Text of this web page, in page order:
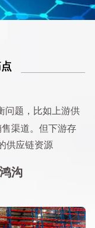
问题，比如上游供
渠道。但下游存
供应链资源
沟